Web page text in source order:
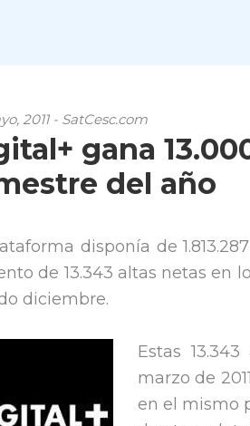
2011 - SatCesc.com
gana
del año
disponía de
de 13.343 altas netas en
diciembre.
Estas
marzo de
en el mismo